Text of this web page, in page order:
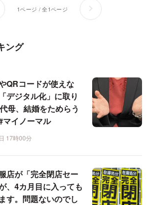
1ページ / 全1ページ
ング
QRコードが使えな
デジタル化」に取り
母、結婚をためらう
イノーマル
17時00分
店が「完全閉店セー
、4カ月目に入っても
す。問題ないのでし